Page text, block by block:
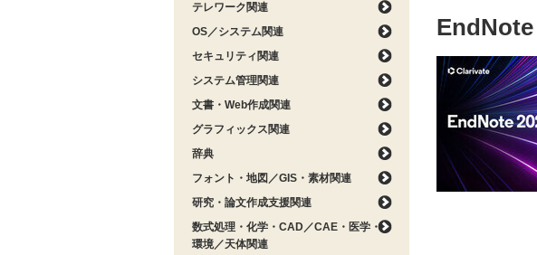
EndNote
テレワーク関連
OS／システム関連
セキュリティ関連
システム管理関連
文書・Web作成関連
グラフィックス関連
辞典
フォント・地図／GIS・素材関連
研究・論文作成支援関連
数式処理・化学・CAD／CAE・医学・
環境／天体関連